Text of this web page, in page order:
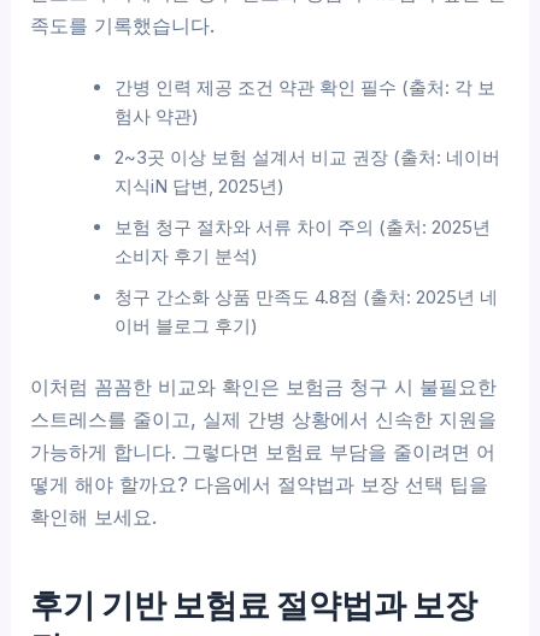
족도를 기록했습니다.
간병 인력 제공 조건 약관 확인 필수 (출처: 각 보
험사 약관)
2~3곳 이상 보험 설계서 비교 권장 (출처: 네이버
지식iN 답변, 2025년)
보험 청구 절차와 서류 차이 주의 (출처: 2025년
소비자 후기 분석)
청구 간소화 상품 만족도 4.8점 (출처: 2025년 네
이버 블로그 후기)
이처럼 꼼꼼한 비교와 확인은 보험금 청구 시 불필요한
스트레스를 줄이고, 실제 간병 상황에서 신속한 지원을
가능하게 합니다. 그렇다면 보험료 부담을 줄이려면 어
떻게 해야 할까요? 다음에서 절약법과 보장 선택 팁을
확인해 보세요.
후기 기반 보험료 절약법과 보장